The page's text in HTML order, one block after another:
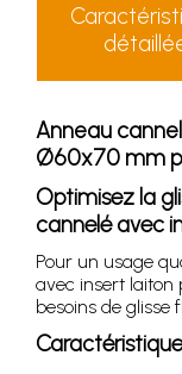
Anneau
Ø60x70 mm
Optimisez la
cannelé avec
Pour un usage
avec insert
besoins de glisse